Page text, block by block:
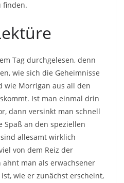
finden.
Tag durchgelesen, denn
wie sich die Geheimnisse
wie Morrigan aus all den
Ist man einmal drin
dann versinkt man schnell
an den speziellen
allesamt wirklich
von dem Reiz der
man als erwachsener
wie er zunächst erscheint,